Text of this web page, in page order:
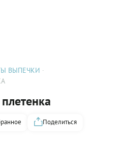
ВЫПЕЧКИ
Поделиться